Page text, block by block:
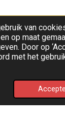
van
op maat
Door op
met het
nieuws
Kaart